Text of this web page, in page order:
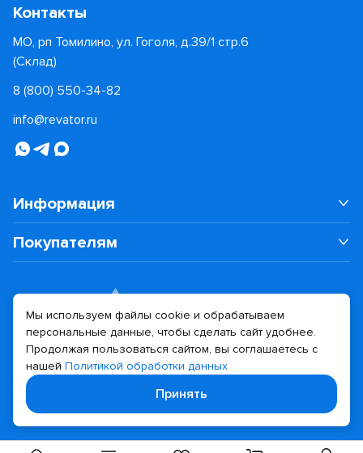
Контакты
МО, рп Томилино, ул. Гоголя, д.39/1 стр.6
(Склад)
8 (800) 550-34-82
info@revator.ru
Информация
Покупателям
Политика конфиденциальности
Дизайн сайта Разработка сайта
Мы используем файлы cookie и обрабатываем
персональные данные, чтобы сделать сайт удобнее.
Продолжая пользоваться сайтом, вы соглашаетесь с
нашей Политикой обработки данных
Принять